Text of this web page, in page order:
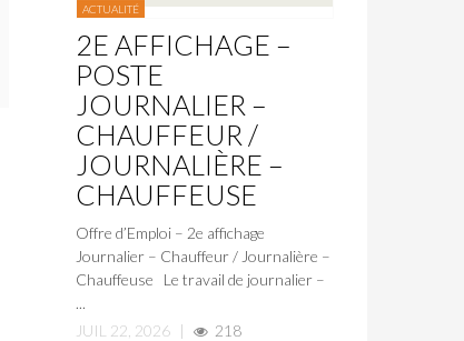
ACTUALITÉ
2E AFFICHAGE –
POSTE
JOURNALIER –
CHAUFFEUR /
JOURNALIÈRE –
CHAUFFEUSE
Offre d’Emploi – 2e affichage
Journalier – Chauffeur / Journalière –
Chauffeuse Le travail de journalier –
...
JUIL 22, 2026
| 218